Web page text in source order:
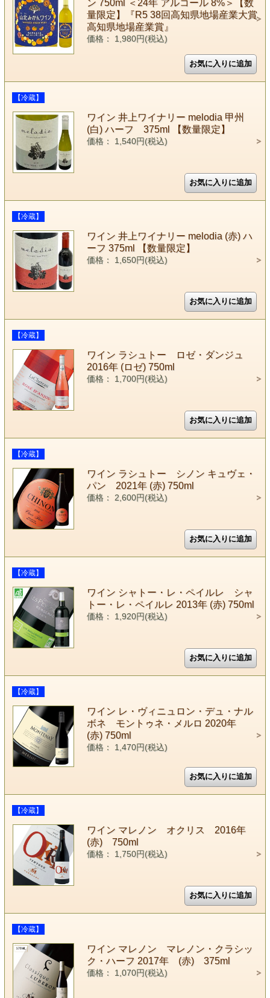
ン 750ml ＜24年 アルコール 8%＞【数
量限定】『R5 38回高知県地場産業大賞
高知県地場産業賞』
価格： 1,980円(税込)
【冷蔵】
ワイン 井上ワイナリー melodia 甲州
(白) ハーフ 375ml 【数量限定】
価格： 1,540円(税込)
【冷蔵】
ワイン 井上ワイナリー melodia (赤) ハ
ーフ 375ml 【数量限定】
価格： 1,650円(税込)
【冷蔵】
ワイン ラシュトー ロゼ・ダンジュ
2016年 (ロゼ) 750ml
価格： 1,700円(税込)
【冷蔵】
ワイン ラシュトー シノン キュヴェ・
パン 2021年 (赤) 750ml
価格： 2,600円(税込)
【冷蔵】
ワイン シャトー・レ・ペイルレ シャ
トー・レ・ペイルレ 2013年 (赤) 750ml
価格： 1,920円(税込)
【冷蔵】
ワイン レ・ヴィニュロン・デュ・ナル
ボネ モントゥネ・メルロ 2020年
(赤) 750ml
価格： 1,470円(税込)
【冷蔵】
ワイン マレノン オクリス 2016年
(赤) 750ml
価格： 1,750円(税込)
【冷蔵】
ワイン マレノン マレノン・クラシッ
ク・ハーフ 2017年 (赤) 375ml
価格： 1,070円(税込)